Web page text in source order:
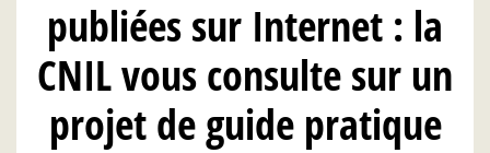
publiées sur Internet : la
CNIL vous consulte sur un
projet de guide pratique